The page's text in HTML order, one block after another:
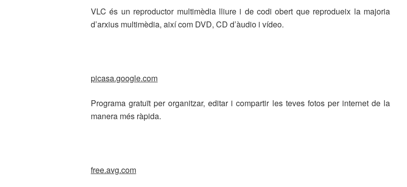
VLC és un reproductor multimèdia lliure i de codi obert que reprodueix la majoria
d’arxius multimèdia, així com DVD, CD d’àudio i vídeo.
picasa.google.com
Programa gratuït per organitzar, editar i compartir les teves fotos per internet de la
manera més ràpida.
free.avg.com